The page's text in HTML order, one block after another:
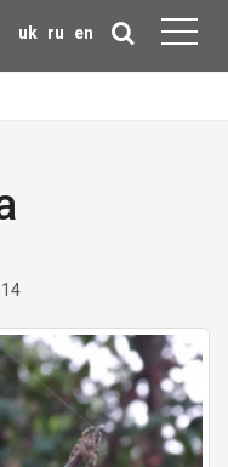
uk ru en